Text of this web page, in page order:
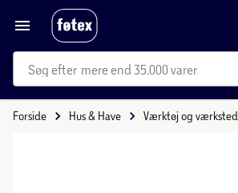
mere end 35.000 varer
Forside Hus & Have Værktøj og værksted